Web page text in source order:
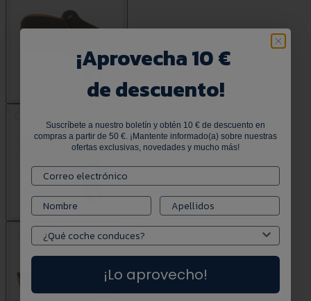
¡Aprovecha 10 €
de descuento!
Suscríbete a nuestro boletín y obtén 10 € de descuento en
compras a partir de 50 €. ¡Mantente informado(a) sobre nuestras
ofertas exclusivas, novedades y mucho más!
¡Lo aprovecho!